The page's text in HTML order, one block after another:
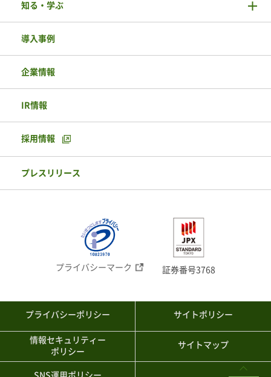
知る・学ぶ
導入事例
企業情報
IR情報
採用情報
プレスリリース
プライバシーマーク 証券番号3768
プライバシーポリシー
情報セキュリティー
ポリシー
SNS運用ポリシー
サイトポリシー
サイトマップ